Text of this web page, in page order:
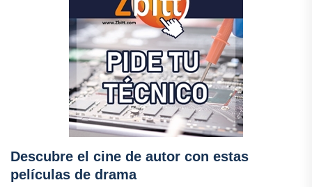
Descubre el cine de autor con estas
películas de drama